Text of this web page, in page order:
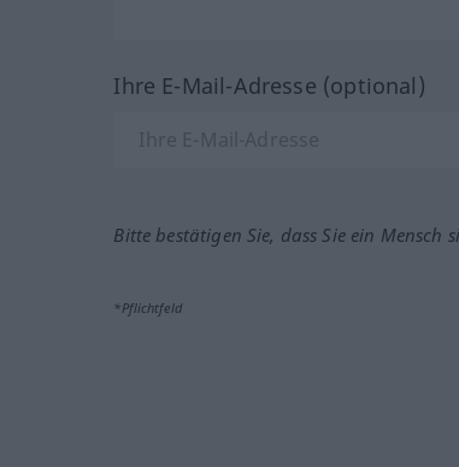
Ihre E-Mail-Adresse (optional)
Bitte bestätigen Sie, dass Sie ein Mensch
*Pflichtfeld